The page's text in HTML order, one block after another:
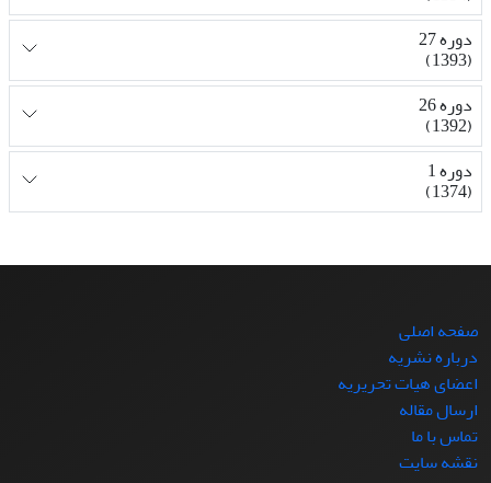
دوره 27
(1393)
دوره 26
(1392)
دوره 1
(1374)
صفحه اصلی
درباره نشریه
اعضای هیات تحریریه
ارسال مقاله
تماس با ما
نقشه سایت